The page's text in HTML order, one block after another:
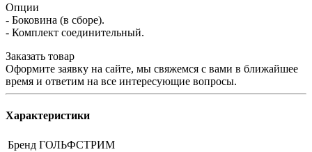
Опции
- Боковина (в сборе).
- Комплект соединительный.
Заказать товар
Оформите заявку на сайте, мы свяжемся с вами в ближайшее
время и ответим на все интересующие вопросы.
Характеристики
Бренд ГОЛЬФСТРИМ